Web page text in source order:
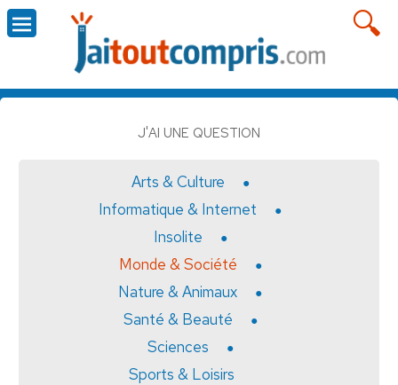
J'AI UNE QUESTION
Arts & Culture
Informatique & Internet
Insolite
Monde & Société
Nature & Animaux
Santé & Beauté
Sciences
Sports & Loisirs